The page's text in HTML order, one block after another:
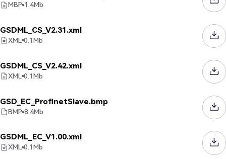
MBP 1.4Mb
GSDML_CS_V2.31.xml
XML 0.1Mb
GSDML_CS_V2.42.xml
XML 0.1Mb
GSD_EC_ProfinetSlave.bmp
BMP 8.4Mb
GSDML_EC_V1.00.xml
XML 0.1Mb